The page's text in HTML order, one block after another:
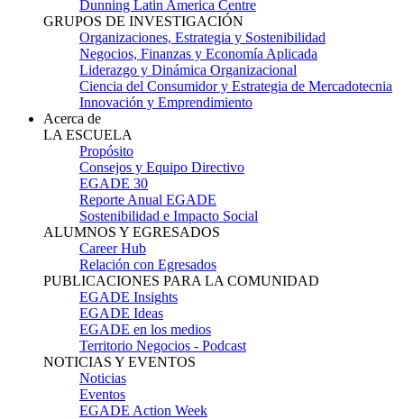
Dunning Latin America Centre
GRUPOS DE INVESTIGACIÓN
Organizaciones, Estrategia y Sostenibilidad
Negocios, Finanzas y Economía Aplicada
Liderazgo y Dinámica Organizacional
Ciencia del Consumidor y Estrategia de Mercadotecnia
Innovación y Emprendimiento
Acerca de
LA ESCUELA
Propósito
Consejos y Equipo Directivo
EGADE 30
Reporte Anual EGADE
Sostenibilidad e Impacto Social
ALUMNOS Y EGRESADOS
Career Hub
Relación con Egresados
PUBLICACIONES PARA LA COMUNIDAD
EGADE Insights
EGADE Ideas
EGADE en los medios
Territorio Negocios - Podcast
NOTICIAS Y EVENTOS
Noticias
Eventos
EGADE Action Week